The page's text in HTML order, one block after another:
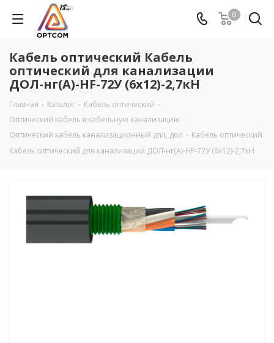
0
Кабель оптический Кабель
оптический для канализации
ДОЛ-нг(А)-HF-72У (6х12)-2,7кН
Главная - Каталог - Кабель оптический -
Оптический кабель в кабельную канализацию -
Оптический кабель канализационный дпл, дол - Кабель оптический
Кабель оптический для канализации ДОЛ-нг(А)-HF-72У (6х12)-2,7кН